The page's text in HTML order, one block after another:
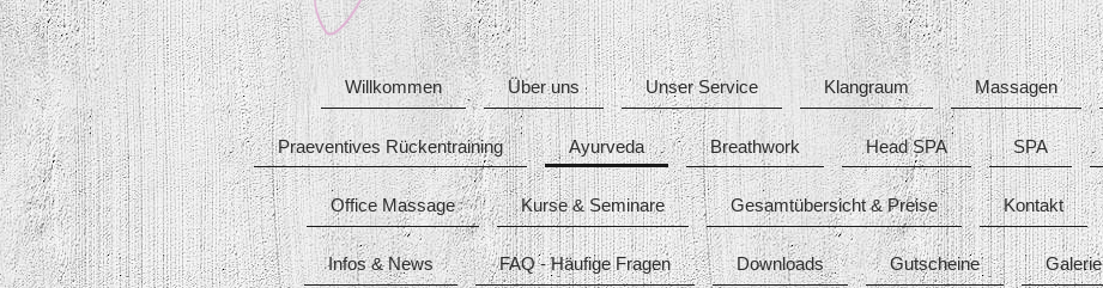
Willkommen Über uns Unser Service Klangraum Massagen
Praeventives Rückentraining Ayurveda Breathwork Head SPA SPA
Office Massage Kurse & Seminare Gesamtübersicht & Preise Kontakt
Infos & News FAQ - Häufige Fragen Downloads Gutscheine Galerie